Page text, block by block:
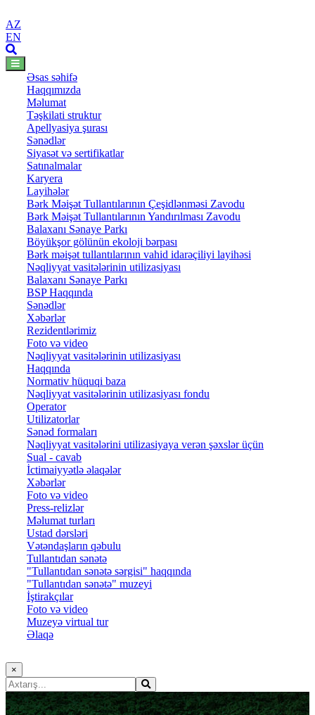
AZ
EN
Əsas səhifə
Haqqımızda
Məlumat
Təşkilati struktur
Apellyasiya şurası
Sənədlər
Siyasət və sertifikatlar
Satınalmalar
Karyera
Layihələr
Bərk Məişət Tullantılarının Çeşidlənməsi Zavodu
Bərk Məişət Tullantılarının Yandırılması Zavodu
Balaxanı Sənaye Parkı
Böyükşor gölünün ekoloji bərpası
Bərk məişət tullantılarının vahid idarəçiliyi layihəsi
Nəqliyyat vasitələrinin utilizasiyası
Balaxanı Sənaye Parkı
BSP Haqqında
Sənədlər
Xəbərlər
Rezidentlərimiz
Foto və video
Nəqliyyat vasitələrinin utilizasiyası
Haqqında
Normativ hüquqi baza
Nəqliyyat vasitələrinin utilizasiyası fondu
Operator
Utilizatorlar
Sənəd formaları
Nəqliyyat vasitələrini utilizasiyaya verən şəxslər üçün
Sual - cavab
İctimaiyyətlə əlaqələr
Xəbərlər
Foto və video
Press-relizlər
Məlumat turları
Ustad dərsləri
Vətəndaşların qəbulu
Tullantıdan sənətə
"Tullantıdan sənətə sərgisi" haqqında
"Tullantıdan sənətə" muzeyi
İştirakçılar
Foto və video
Muzeyə virtual tur
Əlaqə
×